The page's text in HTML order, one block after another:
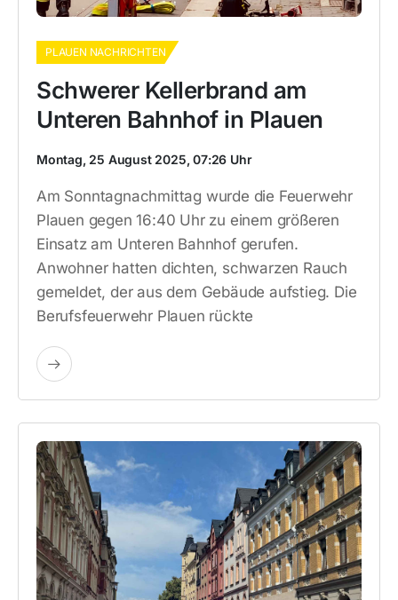
PLAUEN NACHRICHTEN
Schwerer Kellerbrand am
Unteren Bahnhof in Plauen
Montag, 25 August 2025, 07:26 Uhr
Am Sonntagnachmittag wurde die Feuerwehr
Plauen gegen 16:40 Uhr zu einem größeren
Einsatz am Unteren Bahnhof gerufen.
Anwohner hatten dichten, schwarzen Rauch
gemeldet, der aus dem Gebäude aufstieg. Die
Berufsfeuerwehr Plauen rückte